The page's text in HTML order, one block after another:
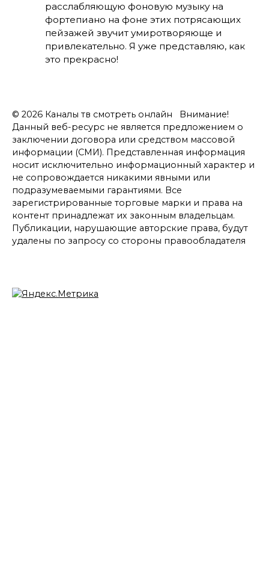
расслабляющую фоновую музыку на
фортепиано на фоне этих потрясающих
пейзажей звучит умиротворяюще и
привлекательно. Я уже представляю, как
это прекрасно!
© 2026 Каналы тв смотреть онлайн Внимание!
Данный веб-ресурс не является предложением о
заключении договора или средством массовой
информации (СМИ). Представленная информация
носит исключительно информационный характер и
не сопровождается никакими явными или
подразумеваемыми гарантиями. Все
зарегистрированные торговые марки и права на
контент принадлежат их законным владельцам.
Публикации, нарушающие авторские права, будут
удалены по запросу со стороны правообладателя